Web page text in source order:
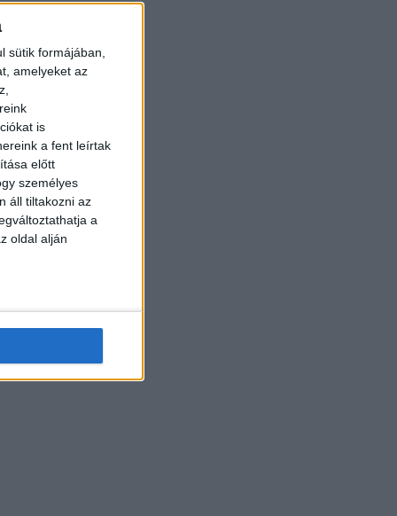
sütik formájában,
amelyeket az
is
a fent leírtak
előtt
személyes
áll tiltakozni az
a
oldal alján